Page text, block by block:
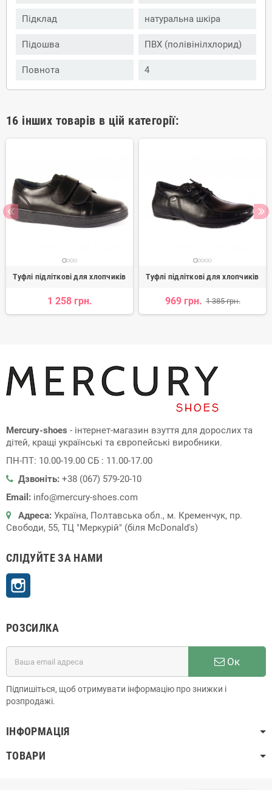
Підклад натуральна шкіра
Підошва ПВХ (полівінілхлорид)
Повнота 4
16 інших товарів в цій категорії:
Туфлі підліткові для хлопчиків
1 258 грн.
Туфлі підліткові для хлопчиків
969 грн. 1 385 грн.
Mercury-shoes - інтернет-магазин взуття для дорослих та
дітей, кращі українські та європейські виробники.
ПН-ПТ: 10.00-19.00 СБ : 11.00-17.00
Дзвоніть: +38 (067) 579-20-10
Email: info@mercury-shoes.com
Адреса: Україна, Полтавська обл., м. Кременчук, пр.
Свободи, 55, ТЦ "Меркурій" (біля McDonald's)
СЛІДУЙТЕ ЗА НАМИ
РОЗСИЛКА
Ок
Підпишіться, щоб отримувати інформацію про знижки і
розпродажі.
ІНФОРМАЦІЯ
ТОВАРИ